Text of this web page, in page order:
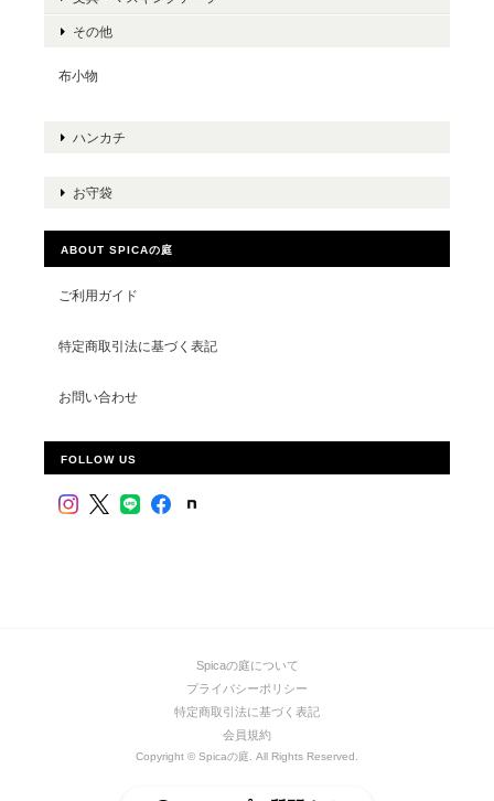
その他
布小物
ハンカチ
お守袋
ABOUT SPICAの庭
ご利用ガイド
特定商取引法に基づく表記
お問い合わせ
FOLLOW US
Spicaの庭について
プライバシーポリシー
特定商取引法に基づく表記
会員規約
Copyright © Spicaの庭. All Rights Reserved.